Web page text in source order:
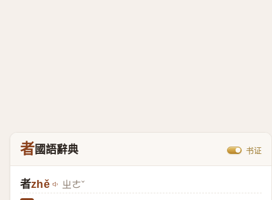
者國語辭典 书证
者zhě ㄓㄜˇ